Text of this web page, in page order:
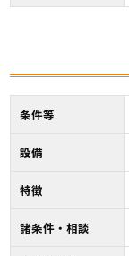
条件等
設備
特徴
諸条件・相談